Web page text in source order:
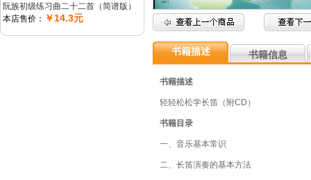
阮族初级练习曲二十二首（简谱版）
本店售价： ￥14.3元
书籍描述 书籍信息
书籍描述
轻轻松松学长笛（附CD）
书籍目录
一、音乐基本常识
二、长笛演奏的基本方法